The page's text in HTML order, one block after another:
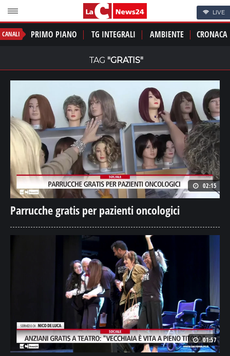
LIVE
CANALI PRIMO PIANO TG INTEGRALI AMBIENTE CRONACA
TAG "GRATIS"
02:15
Parrucche gratis per pazienti oncologici
01:57